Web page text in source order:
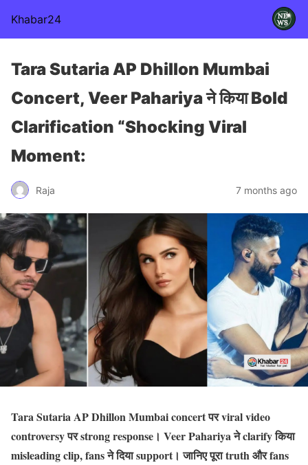
Khabar24
Tara Sutaria AP Dhillon Mumbai
Concert, Veer Pahariya ने किया Bold
Clarification “Shocking Viral
Moment:
Raja 7 months ago
Tara Sutaria AP Dhillon Mumbai concert पर viral video
controversy पर strong response। Veer Pahariya ने clarify किया
misleading clip, fans ने दिया support। जानिए पूरा truth और fans